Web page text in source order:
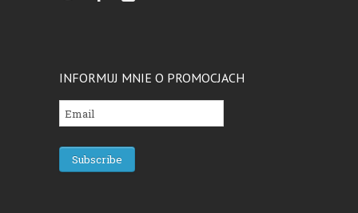
INFORMUJ MNIE O PROMOCJACH